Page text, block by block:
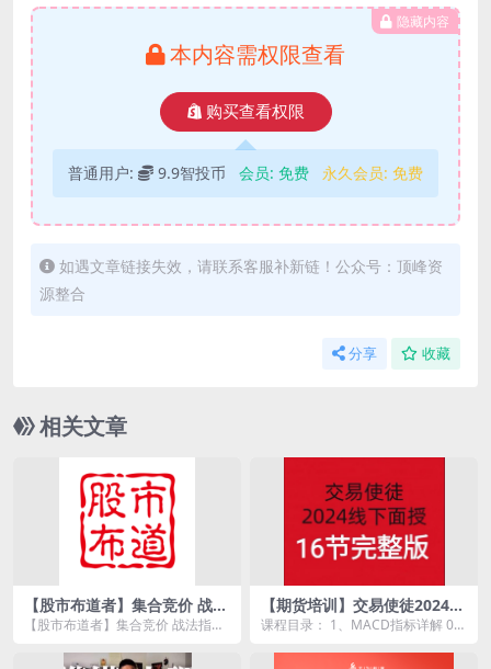
隐藏内容
本内容需权限查看
购买查看权限
普通用户: 9.9智投币 会员: 免费 永久会员: 免费
如遇文章链接失效，请联系客服补新链！公众号：顶峰资
源整合
分享 收藏
相关文章
【股市布道者】集合竞价 战法
指标+配套文档
【股市布道者】集合竞价 战法指标
【期货培训】交易使徒2024线
下培训六套16节
课程目录： 1、MACD指标详解 00
战...